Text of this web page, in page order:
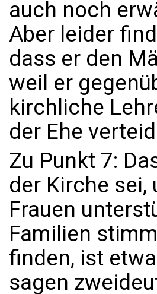
auch noch
Aber leider
dass er den
weil er
kirchliche
der Ehe
Zu Punkt 7:
der Kirche sei,
Frauen
Familien
finden, ist
sagen